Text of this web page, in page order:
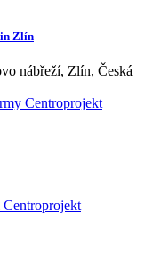
in Zlín
nábřeží, Zlín, Česká